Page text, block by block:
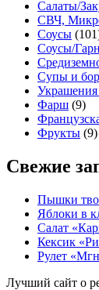
Салаты/
СВЧ,
Соусы
Соусы/
Супы и
Фарш (9)
Фрукты (9)
Свежие
Пышки
Яблоки в
Салат
Кексик
Рулет
Лучший сайт о